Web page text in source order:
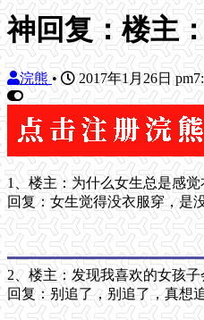
神回复：楼主
浣熊• 2017年1月26日
1、楼主：为什么女生总是感
回复：女生觉得没衣服穿，是
2、楼主：发现我喜欢的女孩
回复：别追了，别追了，真想